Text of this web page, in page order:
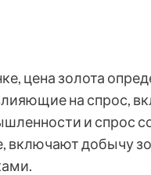
цена золота
на спрос,
и спрос
добычу